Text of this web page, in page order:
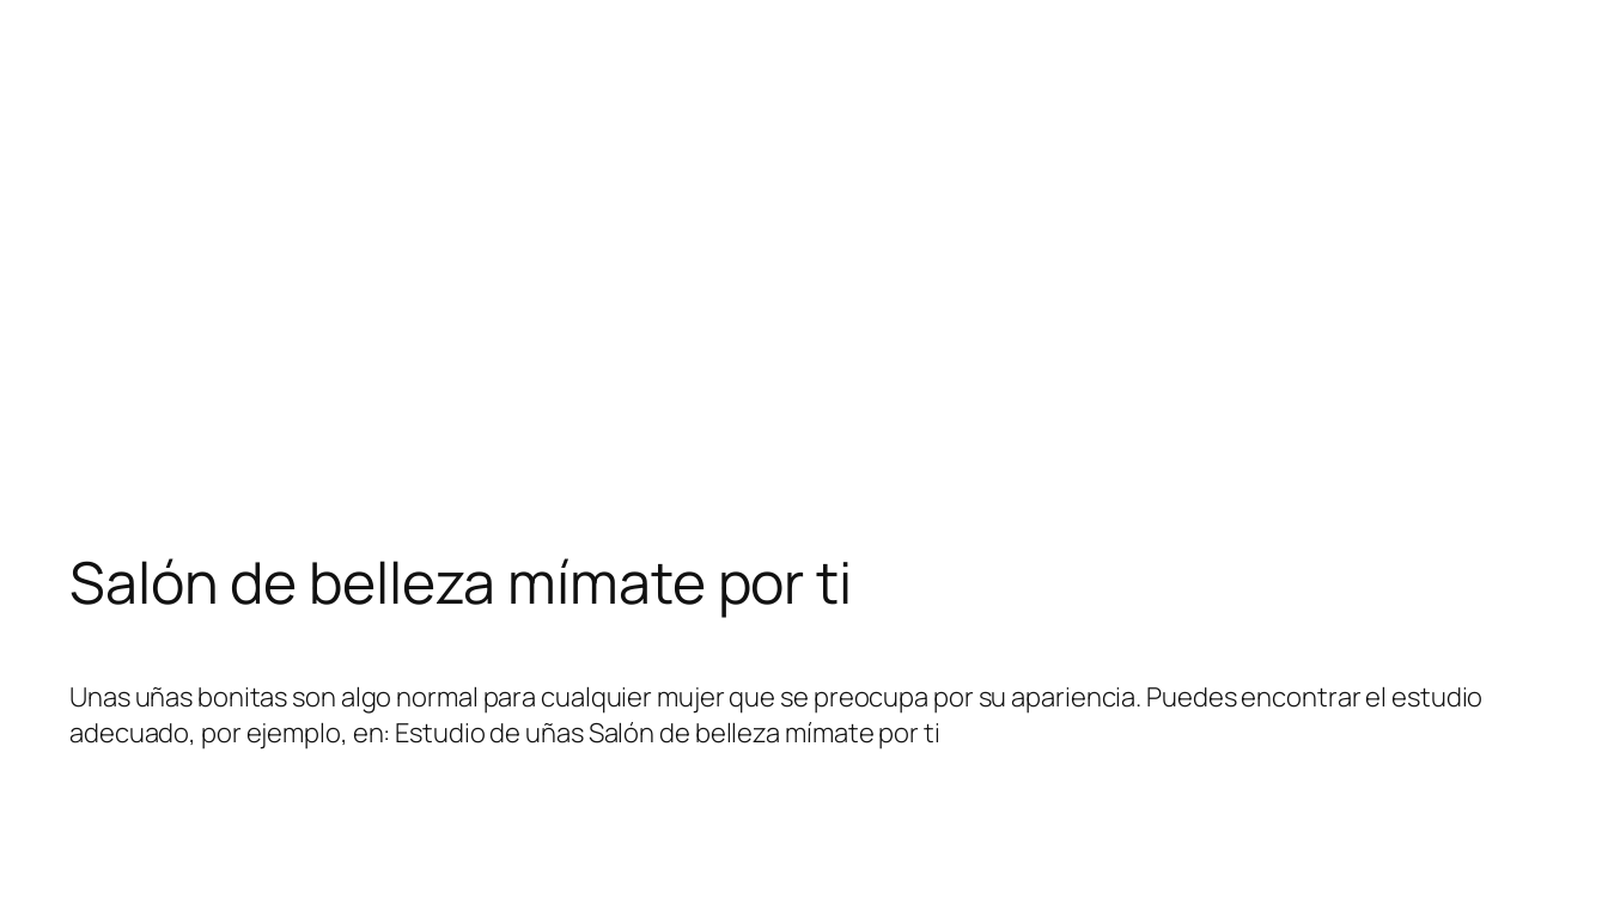
Salón de belleza mímate por ti
Unas uñas bonitas son algo normal para cualquier mujer que se preocupa por su apariencia. Puedes encontrar el estudio
adecuado, por ejemplo, en: Estudio de uñas Salón de belleza mímate por ti